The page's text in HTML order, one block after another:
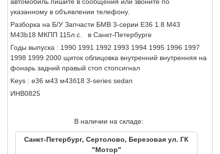
указанному в объявлении телефону.
Разборка на Б/У Запчасти БМВ 3-серии Е36 1.8 M43
M43b18 МКПП 115л.с. в Санкт-Петербурге
Годы выпуска : 1990 1991 1992 1993 1994 1995 1996 1997
1998 1999 2000 щиток облицовка внутренний внутренняя на
фонарь задний правый стоп стопсигнал
Keys : е36 м43 м43б18 3-series sedan
ИНВ0825
В наличии на складе:
Санкт-Петербург, Сертолово, Березовая ул. ГК
"Мотор"